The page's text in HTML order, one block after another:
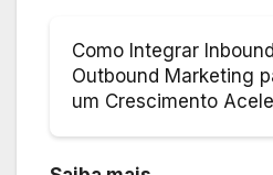
Como Integrar
Outbound Marketing
um Crescimento